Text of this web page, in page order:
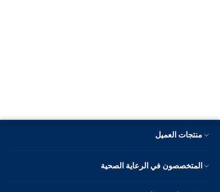
منتجات العميل
المتخصصون في الرعاية الصحية